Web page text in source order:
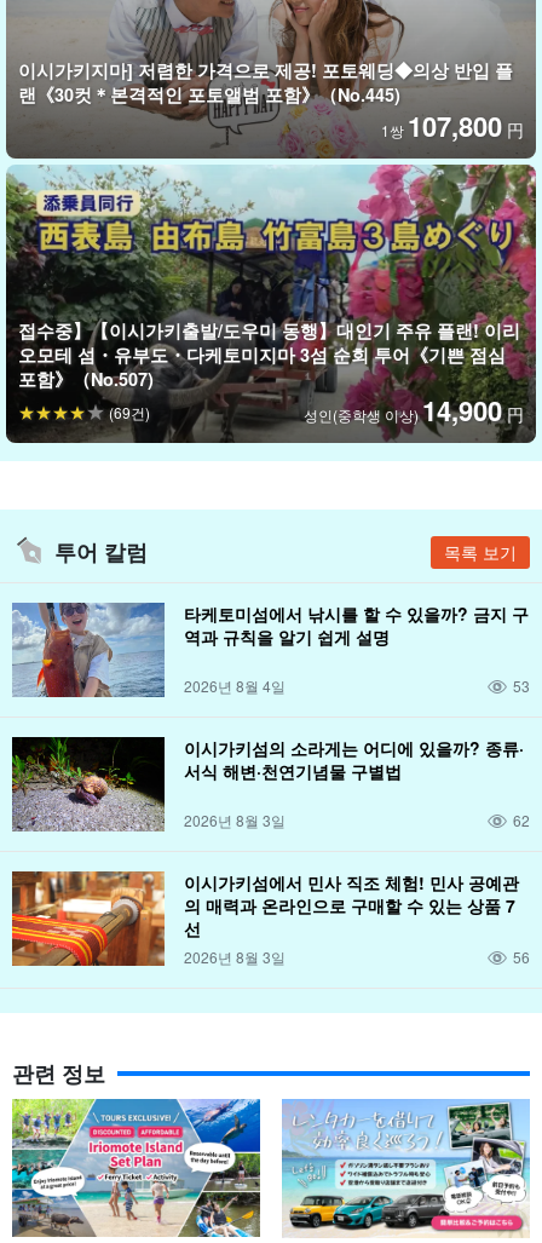
이시가키지마] 저렴한 가격으로 제공! 포토웨딩◆의상 반입 플
랜《30컷＊본격적인 포토앨범 포함》（No.445)
1쌍 107,800 円
접수중】【이시가키출발/도우미 동행】대인기 주유 플랜! 이리
오모테 섬・유부도・다케토미지마 3섬 순회 투어《기쁜 점심
포함》（No.507)
성인(중학생 이상)14,900 円
(69건)
투어 칼럼 목록 보기
타케토미섬에서 낚시를 할 수 있을까? 금지 구
역과 규칙을 알기 쉽게 설명
2026년 8월 4일 53
이시가키섬의 소라게는 어디에 있을까? 종류·
서식 해변·천연기념물 구별법
2026년 8월 3일 62
이시가키섬에서 민사 직조 체험! 민사 공예관
의 매력과 온라인으로 구매할 수 있는 상품 7
선
2026년 8월 3일 56
관련 정보